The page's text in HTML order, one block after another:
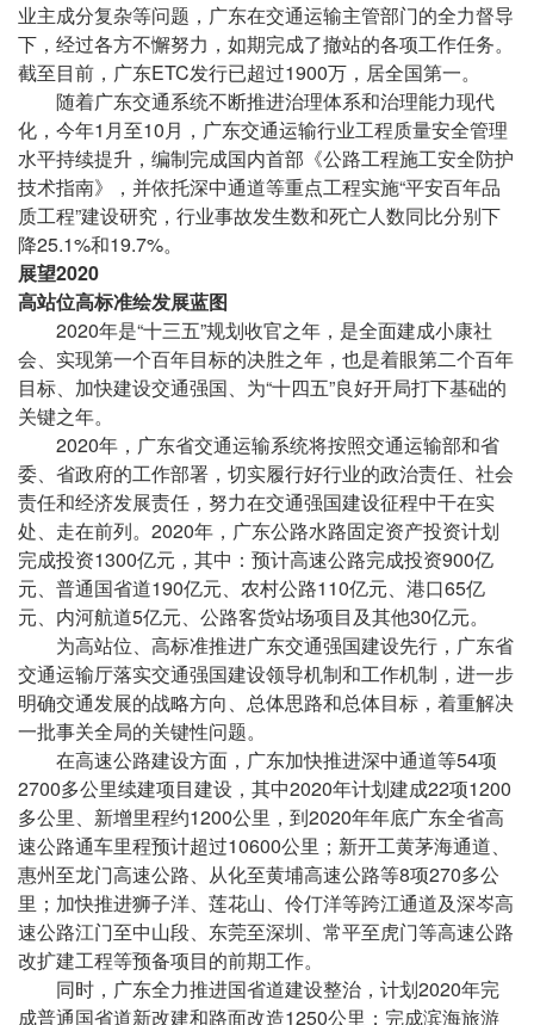
业主成分复杂等问题，广东在交通运输主管部门的全力督导
下，经过各方不懈努力，如期完成了撤站的各项工作任务。
截至目前，广东ETC发行已超过1900万，居全国第一。
随着广东交通系统不断推进治理体系和治理能力现代
化，今年1月至10月，广东交通运输行业工程质量安全管理
水平持续提升，编制完成国内首部《公路工程施工安全防护
技术指南》，并依托深中通道等重点工程实施“平安百年品
质工程”建设研究，行业事故发生数和死亡人数同比分别下
降25.1%和19.7%。
展望2020
高站位高标准绘发展蓝图
2020年是“十三五”规划收官之年，是全面建成小康社
会、实现第一个百年目标的决胜之年，也是着眼第二个百年
目标、加快建设交通强国、为“十四五”良好开局打下基础的
关键之年。
2020年，广东省交通运输系统将按照交通运输部和省
委、省政府的工作部署，切实履行好行业的政治责任、社会
责任和经济发展责任，努力在交通强国建设征程中干在实
处、走在前列。2020年，广东公路水路固定资产投资计划
完成投资1300亿元，其中：预计高速公路完成投资900亿
元、普通国省道190亿元、农村公路110亿元、港口65亿
元、内河航道5亿元、公路客货站场项目及其他30亿元。
为高站位、高标准推进广东交通强国建设先行，广东省
交通运输厅落实交通强国建设领导机制和工作机制，进一步
明确交通发展的战略方向、总体思路和总体目标，着重解决
一批事关全局的关键性问题。
在高速公路建设方面，广东加快推进深中通道等54项
2700多公里续建项目建设，其中2020年计划建成22项1200
多公里、新增里程约1200公里，到2020年年底广东全省高
速公路通车里程预计超过10600公里；新开工黄茅海通道、
惠州至龙门高速公路、从化至黄埔高速公路等8项270多公
里；加快推进狮子洋、莲花山、伶仃洋等跨江通道及深岑高
速公路江门至中山段、东莞至深圳、常平至虎门等高速公路
改扩建工程等预备项目的前期工作。
同时，广东全力推进国省道建设整治，计划2020年完
成普通国省道新改建和路面改造1250公里；完成滨海旅游